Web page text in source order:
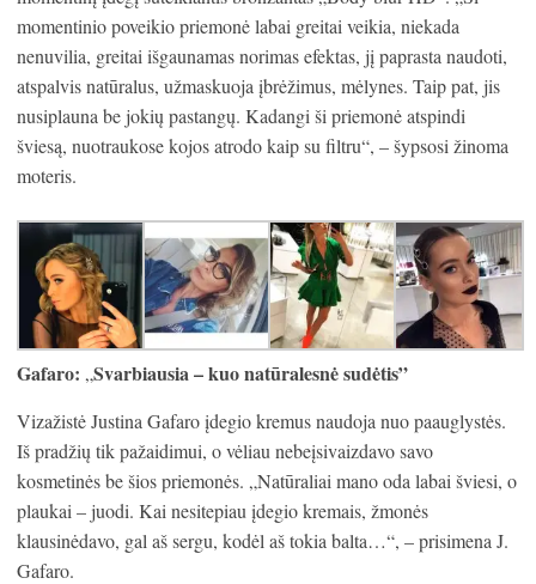
momentinio poveikio priemonė labai greitai veikia, niekada
nenuvilia, greitai išgaunamas norimas efektas, jį paprasta naudoti,
atspalvis natūralus, užmaskuoja įbrėžimus, mėlynes. Taip pat, jis
nusiplauna be jokių pastangų. Kadangi ši priemonė atspindi
šviesą, nuotraukose kojos atrodo kaip su filtru“, – šypsosi žinoma
moteris.
Gafaro: „Svarbiausia – kuo natūralesnė sudėtis”
Vizažistė Justina Gafaro įdegio kremus naudoja nuo paauglystės.
Iš pradžių tik pažaidimui, o vėliau nebeįsivaizdavo savo
kosmetinės be šios priemonės. „Natūraliai mano oda labai šviesi, o
plaukai – juodi. Kai nesitepiau įdegio kremais, žmonės
klausinėdavo, gal aš sergu, kodėl aš tokia balta…“, – prisimena J.
Gafaro.